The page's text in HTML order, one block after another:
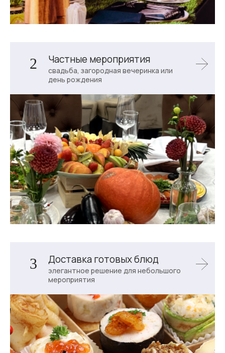
2 Частные мероприятия
свадьба, загородная вечеринка или
день рождения
3 Доставка готовых блюд
элегантное решение для небольшого
мероприятия